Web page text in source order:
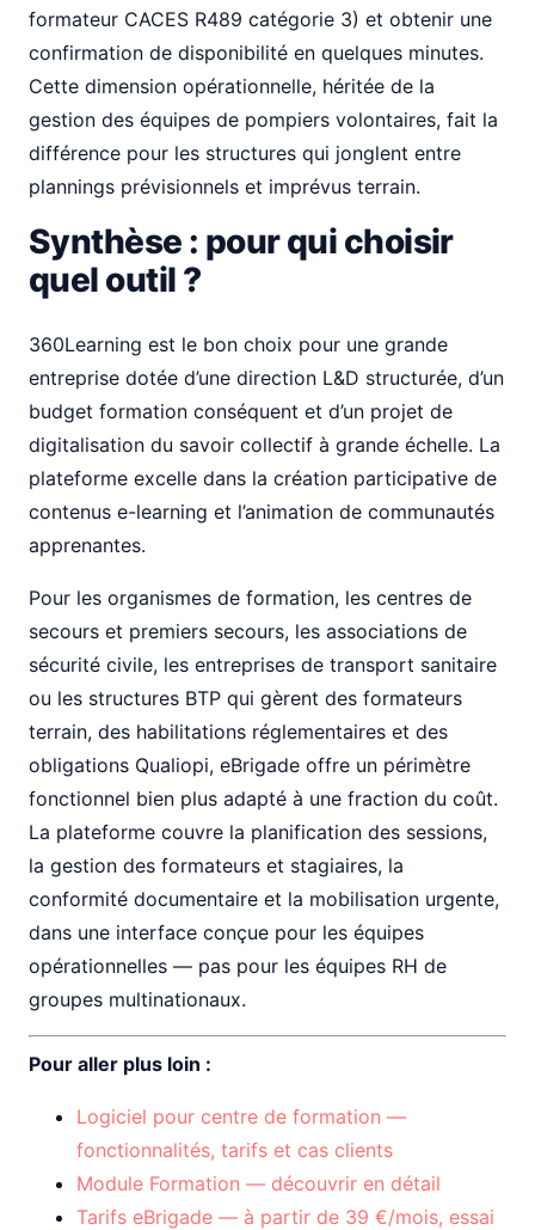
formateur CACES R489 catégorie 3) et obtenir une
confirmation de disponibilité en quelques minutes.
Cette dimension opérationnelle, héritée de la
gestion des équipes de pompiers volontaires, fait la
différence pour les structures qui jonglent entre
plannings prévisionnels et imprévus terrain.
Synthèse : pour qui choisir
quel outil ?
360Learning est le bon choix pour une grande
entreprise dotée d’une direction L&D structurée, d’un
budget formation conséquent et d’un projet de
digitalisation du savoir collectif à grande échelle. La
plateforme excelle dans la création participative de
contenus e-learning et l’animation de communautés
apprenantes.
Pour les organismes de formation, les centres de
secours et premiers secours, les associations de
sécurité civile, les entreprises de transport sanitaire
ou les structures BTP qui gèrent des formateurs
terrain, des habilitations réglementaires et des
obligations Qualiopi, eBrigade offre un périmètre
fonctionnel bien plus adapté à une fraction du coût.
La plateforme couvre la planification des sessions,
la gestion des formateurs et stagiaires, la
conformité documentaire et la mobilisation urgente,
dans une interface conçue pour les équipes
opérationnelles — pas pour les équipes RH de
groupes multinationaux.
Pour aller plus loin :
Logiciel pour centre de formation —
fonctionnalités, tarifs et cas clients
Module Formation — découvrir en détail
Tarifs eBrigade — à partir de 39 €/mois, essai